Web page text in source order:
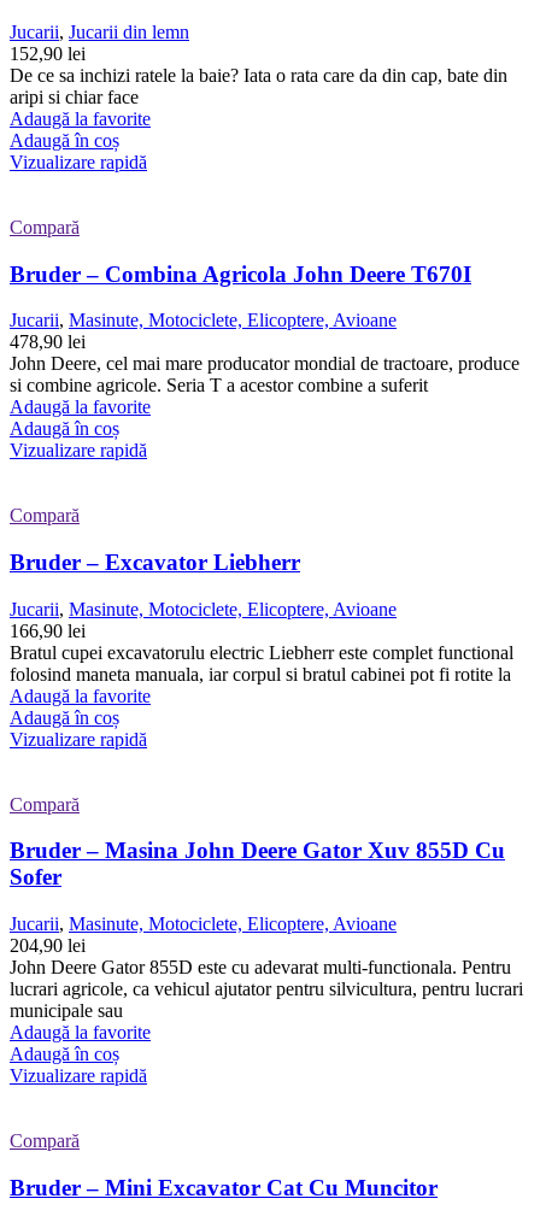
Jucarii, Jucarii din lemn
152,90 lei
De ce sa inchizi ratele la baie? Iata o rata care da din cap, bate din
aripi si chiar face
Adaugă la favorite
Adaugă în coș
Vizualizare rapidă
Compară
Bruder – Combina Agricola John Deere T670I
Jucarii, Masinute, Motociclete, Elicoptere, Avioane
478,90 lei
John Deere, cel mai mare producator mondial de tractoare, produce
si combine agricole. Seria T a acestor combine a suferit
Adaugă la favorite
Adaugă în coș
Vizualizare rapidă
Compară
Bruder – Excavator Liebherr
Jucarii, Masinute, Motociclete, Elicoptere, Avioane
166,90 lei
Bratul cupei excavatorulu electric Liebherr este complet functional
folosind maneta manuala, iar corpul si bratul cabinei pot fi rotite la
Adaugă la favorite
Adaugă în coș
Vizualizare rapidă
Compară
Bruder – Masina John Deere Gator Xuv 855D Cu
Sofer
Jucarii, Masinute, Motociclete, Elicoptere, Avioane
204,90 lei
John Deere Gator 855D este cu adevarat multi-functionala. Pentru
lucrari agricole, ca vehicul ajutator pentru silvicultura, pentru lucrari
municipale sau
Adaugă la favorite
Adaugă în coș
Vizualizare rapidă
Compară
Bruder – Mini Excavator Cat Cu Muncitor